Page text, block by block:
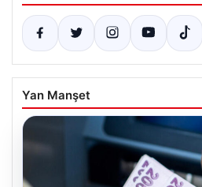
Yan Manşet